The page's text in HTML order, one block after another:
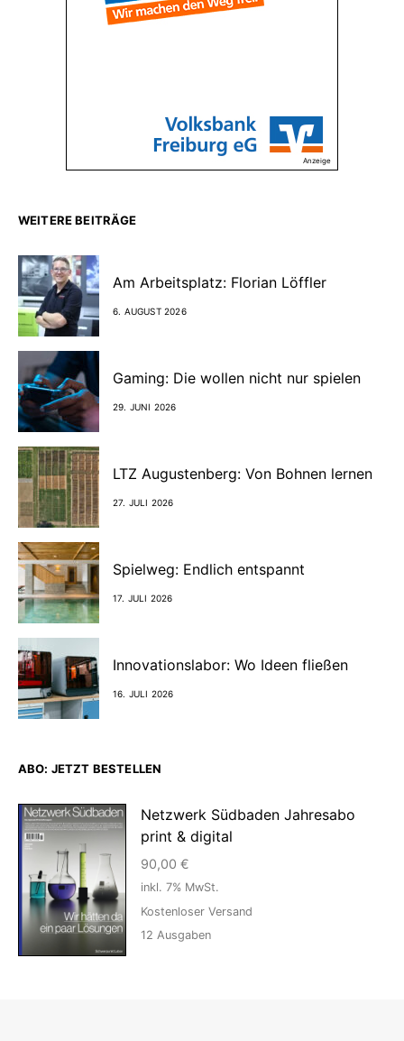
Anzeige
WEITERE BEITRÄGE
Am Arbeitsplatz: Florian Löffler
6. AUGUST 2026
Gaming: Die wollen nicht nur spielen
29. JUNI 2026
LTZ Augustenberg: Von Bohnen lernen
27. JULI 2026
Spielweg: Endlich entspannt
17. JULI 2026
Innovationslabor: Wo Ideen fließen
16. JULI 2026
ABO: JETZT BESTELLEN
Netzwerk Südbaden Jahresabo
print & digital
90,00 €
inkl. 7% MwSt.
Kostenloser Versand
12 Ausgaben